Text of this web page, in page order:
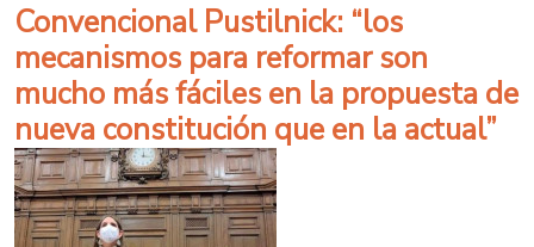
Convencional Pustilnick: “los
mecanismos para reformar son
mucho más fáciles en la propuesta de
nueva constitución que en la actual”